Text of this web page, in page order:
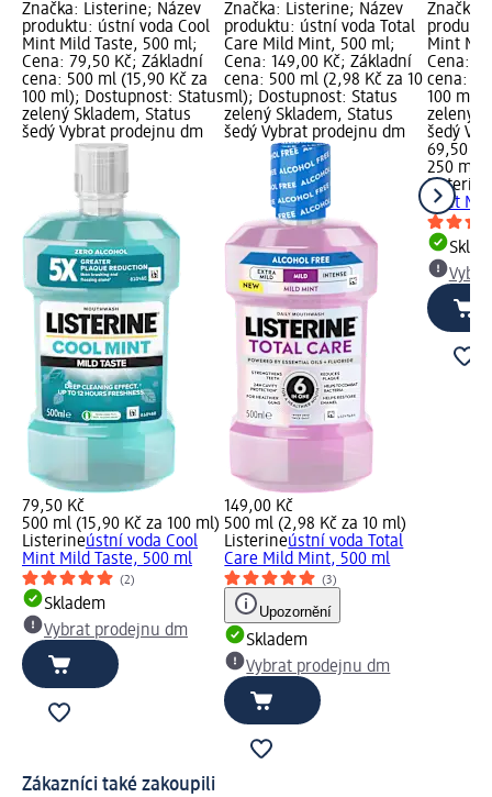
Značka: Listerine; Název
produktu: ústní voda Cool
Mint Mild Taste, 500 ml;
Cena: 79,50 Kč; Základní
cena: 500 ml (15,90 Kč za
100 ml); Dostupnost: Status
zelený Skladem, Status
šedý Vybrat prodejnu dm
79,50 Kč
500 ml (15,90 Kč za 100 ml)
Listerineústní voda Cool
Mint Mild Taste, 500 ml
(2)
Skladem
Vybrat prodejnu dm
Značka: Listerine; Název
produktu: ústní voda Total
Care Mild Mint, 500 ml;
Cena: 149,00 Kč; Základní
cena: 500 ml (2,98 Kč za 10
ml); Dostupnost: Status
zelený Skladem, Status
šedý Vybrat prodejnu dm
149,00 Kč
500 ml (2,98 Kč za 10 ml)
Listerineústní voda Total
Care Mild Mint, 500 ml
(3)
Upozornění
Skladem
Vybrat prodejnu dm
Značka:
Mint
Cena:
cena:
100 ml);
zelený
šedý
69,50 Kč
250 ml
Listerine
Mint
Zákazníci také zakoupili